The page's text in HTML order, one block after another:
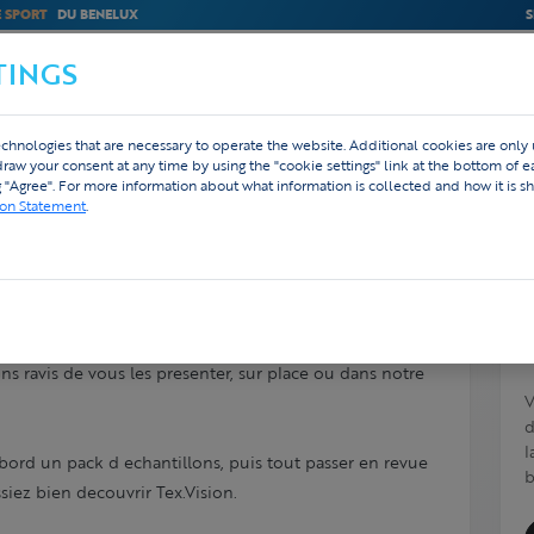
SPORT DU BENELUX
BEDRIJVEN
ce possible ?
ravis de vous les presenter, sur place ou dans notre
un pack d echantillons, puis tout passer en revue
bien decouvrir Tex.Vision.
that are necessary to operate the website. Additional cookies are only
your consent at any time by using the "cookie settings" link at the bottom of
For more information about what information is collected and how it is
Statement.